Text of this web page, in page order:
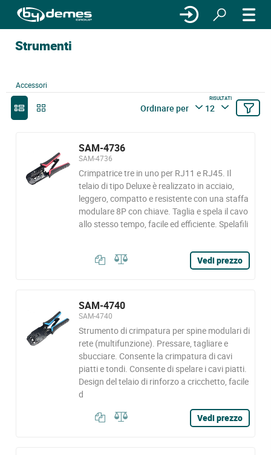
Strumenti
Accessori
Ordinare per
RISULTATI
12
SAM-4736
SAM-4736
Crimpatrice tre in uno per RJ11 e RJ45. Il
telaio di tipo Deluxe è realizzato in acciaio,
leggero, compatto e resistente con una staffa
modulare 8P con chiave. Taglia e spela il cavo
allo stesso tempo, facile ed efficiente. Spelafili
Vedi prezzo
SAM-4740
SAM-4740
Strumento di crimpatura per spine modulari di
rete (multifunzione). Pressare, tagliare e
sbucciare. Consente la crimpatura di cavi
piatti e tondi. Consente di spelare i cavi piatti.
Design del telaio di rinforzo a cricchetto, facile
d
Vedi prezzo